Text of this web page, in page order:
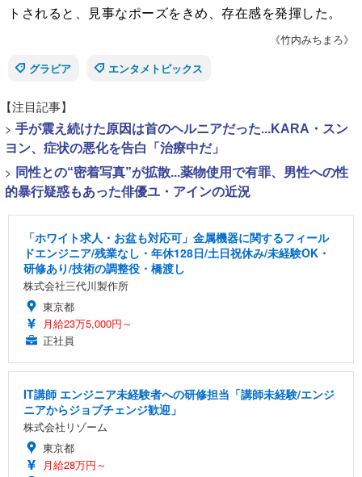
トされると、見事なポーズをきめ、存在感を発揮した。
《竹内みちまろ》
グラビア
エンタメトピックス
【注目記事】
> 手が震え続けた原因は首のヘルニアだった...KARA・スン
ヨン、症状の悪化を告白「治療中だ」
> 同性との“密着写真”が拡散...薬物使用で有罪、男性への性
的暴行疑惑もあった俳優ユ・アインの近況
「ホワイト求人・お盆も対応可」金属機器に関するフィール
ドエンジニア/残業なし・年休128日/土日祝休み/未経験OK・
研修あり/技術の調整役・橋渡し
株式会社三代川製作所
東京都
月給23万5,000円～
正社員
IT講師 エンジニア未経験者への研修担当「講師未経験/エンジ
ニアからジョブチェンジ歓迎」
株式会社リゾーム
東京都
月給28万円～